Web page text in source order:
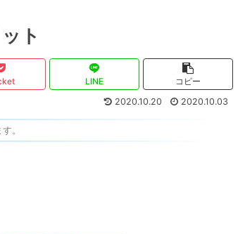
ト
LINE
コピー
2020.10.20
2020.10.03
。